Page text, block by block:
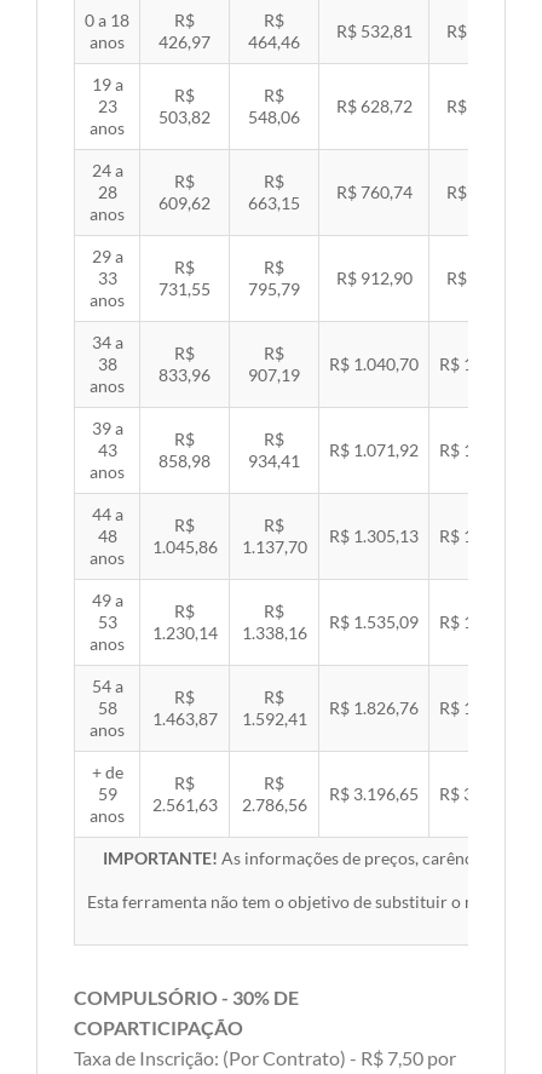
0 a 18
anos
R$
426,97
R$
464,46
R$ 532,81 R$ 549,06
19 a
23
anos
R$
503,82
R$
548,06
R$ 628,72 R$ 647,89
24 a
28
anos
R$
609,62
R$
663,15
R$ 760,74 R$ 783,94
29 a
33
anos
R$
731,55
R$
795,79
R$ 912,90 R$ 940,74
34 a
38
anos
R$
833,96
R$
907,19
R$ 1.040,70 R$ 1.072,43
39 a
43
anos
R$
858,98
R$
934,41
R$ 1.071,92 R$ 1.104,60
44 a
48
anos
R$
1.045,86
R$
1.137,70
R$ 1.305,13 R$ 1.344,92
49 a
53
anos
R$
1.230,14
R$
1.338,16
R$ 1.535,09 R$ 1.581,89
54 a
58
anos
R$
1.463,87
R$
1.592,41
R$ 1.826,76 R$ 1.882,45
+ de
59
anos
R$
2.561,63
R$
2.786,56
R$ 3.196,65 R$ 3.294,10
IMPORTANTE! As informações de preços, carências,
Esta ferramenta não tem o objetivo de substituir o material
COMPULSÓRIO - 30% DE
COPARTICIPAÇÃO
Taxa de Inscrição: (Por Contrato) - R$ 7,50 por